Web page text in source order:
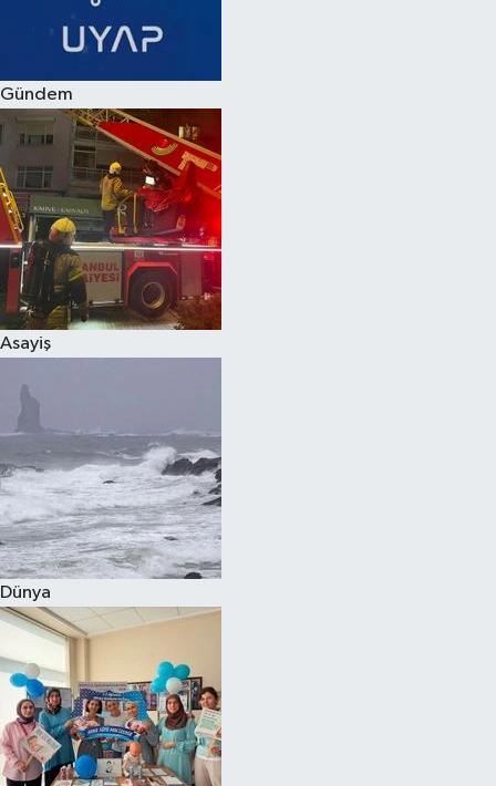
Gündem
Asayiş
Dünya
Spor
Burç Yorumları
Çocuk
Eğitim
Hava Durumu
Kadın
Kültür Sanat
Sağlık
Siyaset
Teknoloji
Televizyon
Yaşam-Çevre